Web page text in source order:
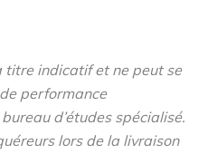
des plus chaleureux, un
Faisant écho à la
les espaces
seront plantés de diverses
Cette réalisation profite
Carrefour et
titre indicatif et ne peut se
performance
d’études spécialisé.
lors de la livraison